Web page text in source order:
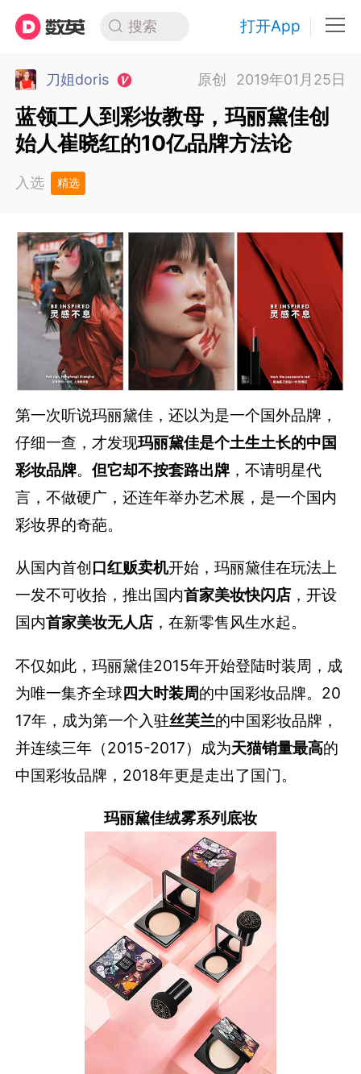
搜索 打开App
刀姐doris 原创 2019年01月25日
蓝领工人到彩妆教母，玛丽黛佳创
始人崔晓红的10亿品牌方法论
入选 精选
第一次听说玛丽黛佳，还以为是一个国外品牌，
仔细一查，才发现玛丽黛佳是个土生土长的中国
彩妆品牌。但它却不按套路出牌 ，不请明星代
言，不做硬广，还连年举办艺术展，是一个国内
彩妆界的奇葩。
从国内首创 口红贩卖机开始，玛丽黛佳在玩法上
一发不可收拾，推出国内首家美妆快闪店 ，开设
国内首家美妆无人店 ，在新零售风生水起。
不仅如此，玛丽黛佳2015年开始登陆时装周，成
为唯一集齐全球四大时装周的中国彩妆品牌。20
17年，成为第一个入驻丝芙兰的中国彩妆品牌，
并连续三年（2015-2017）成为天猫销量最高的
中国彩妆品牌，2018年更是走出了国门。
玛丽黛佳绒雾系列底妆